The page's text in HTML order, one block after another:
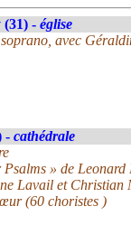
- église
avec
- cathédrale
» de Leonard
Lavail et Christian
(60 choristes )